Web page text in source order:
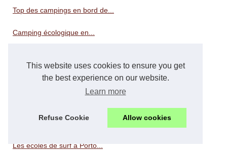
This website uses cookies to ensure you get
the best experience on our website.
Learn more
Refuse Cookie Allow cookies
Top des campings en bord de...
Camping écologique en...
Surf
Les écoles de surf à Porto...